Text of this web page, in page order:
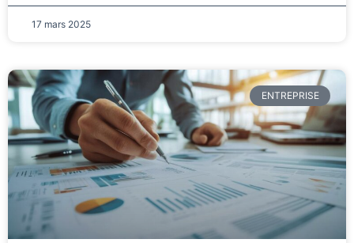
17 mars 2025
ENTREPRISE